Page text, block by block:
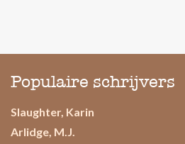
Populaire schrijvers
Slaughter, Karin
Arlidge, M.J.